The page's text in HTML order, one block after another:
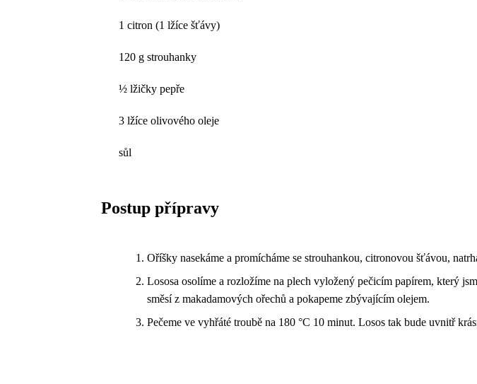
1 citron (1 lžíce šťávy)
120 g strouhanky
½ lžičky pepře
3 lžíce olivového oleje
sůl
Postup přípravy
Oříšky nasekáme a promícháme se strouhankou, citronovou šťávou,
Lososa osolíme a rozložíme na plech vyložený pečicím papírem, který
směsí z makadamových ořechů a pokapeme zbývajícím olejem.
Pečeme ve vyhřáté troubě na 180 °C 10 minut. Losos tak bude uvnitř